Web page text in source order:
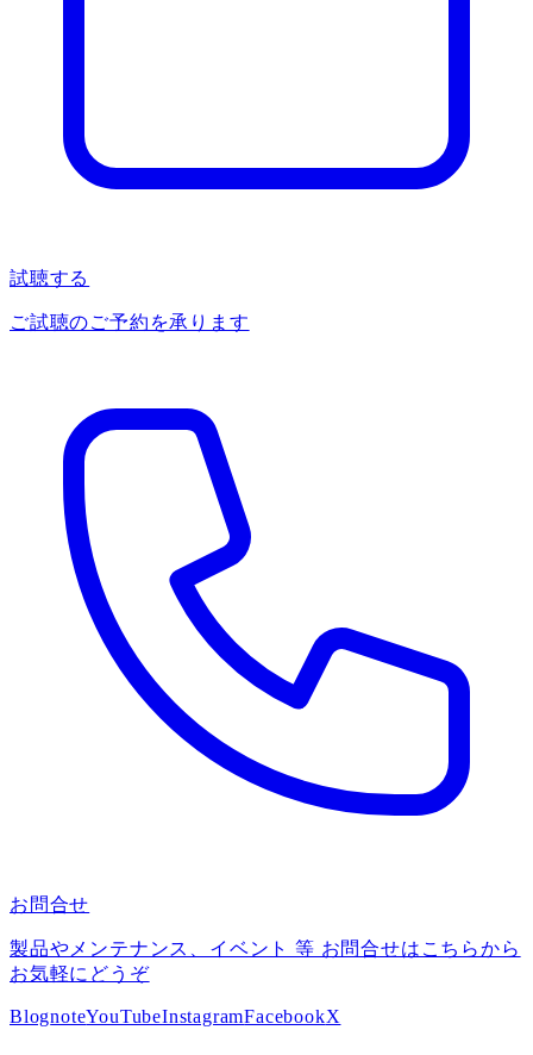
試聴する
ご試聴のご予約を承ります
お問合せ
製品やメンテナンス、イベント 等 お問合せはこちらから
お気軽にどうぞ
BlognoteYouTubeInstagramFacebookX